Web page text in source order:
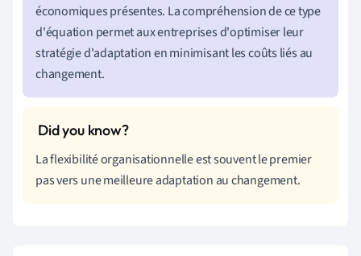
économiques présentes. La compréhension de ce type
d'équation permet aux entreprises d'optimiser leur
stratégie d'adaptation en minimisant les coûts liés au
changement.
La flexibilité organisationnelle est souvent le premier
pas vers une meilleure adaptation au changement.